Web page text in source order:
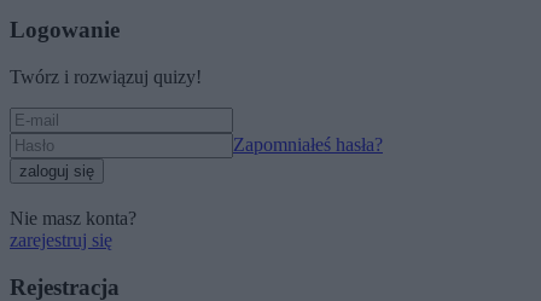
Logowanie
Twórz i rozwiązuj quizy!
Zapomniałeś hasła?
zaloguj się
Nie masz konta?
zarejestruj się
Rejestracja